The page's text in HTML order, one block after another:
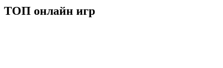
ТОП онлайн игр